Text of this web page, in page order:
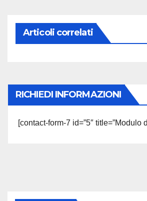
Articoli correlati
RICHIEDI INFORMAZIONI
[contact-form-7 id=”5″ title=”Modulo